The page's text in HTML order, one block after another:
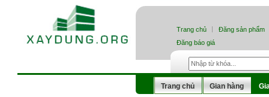
Trang chủ
Đăng sản phẩm
Đăng báo giá
Trang chủ Gian hàng